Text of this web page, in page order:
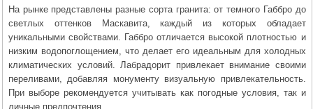
На рынке представлены разные сорта гранита: от темного Габбро до
светлых оттенков Маскавита, каждый из которых обладает
уникальными свойствами. Габбро отличается высокой плотностью и
низким водопоглощением, что делает его идеальным для холодных
климатических условий. Лабрадорит привлекает внимание своими
переливами, добавляя монументу визуальную привлекательность.
При выборе рекомендуется учитывать как погодные условия, так и
личные предпочтения.